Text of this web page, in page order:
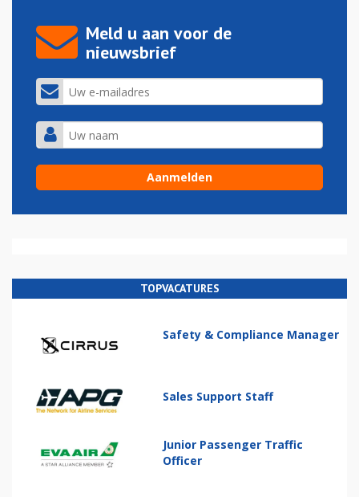
Meld u aan voor de
nieuwsbrief
TOPVACATURES
Safety & Compliance Manager
Sales Support Staff
Junior Passenger Traffic
Officer